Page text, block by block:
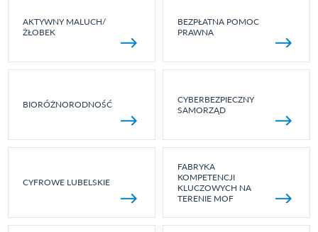
AKTYWNY MALUCH/
ŻŁOBEK
BEZPŁATNA POMOC
PRAWNA
BIORÓŻNORODNOŚĆ
CYBERBEZPIECZNY
SAMORZĄD
CYFROWE LUBELSKIE
FABRYKA
KOMPETENCJI
KLUCZOWYCH NA
TERENIE MOF